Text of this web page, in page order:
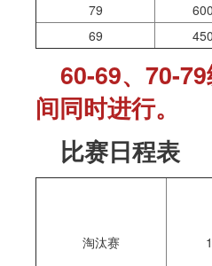
79
69
60-69、70-
间同时进行。
比赛日程表
淘汰赛